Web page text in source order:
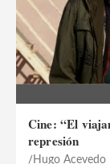
Cine: “El
represión
Hugo Acevedo